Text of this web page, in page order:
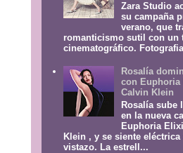
Zara Studio
su campaña
verano, que
romanticismo sutil con un
cinematográfico.
Rosalía
con
Calvin Klein
Rosalía sube
en la nueva
Euphoria
Klein , y se siente
vistazo. La estrell...